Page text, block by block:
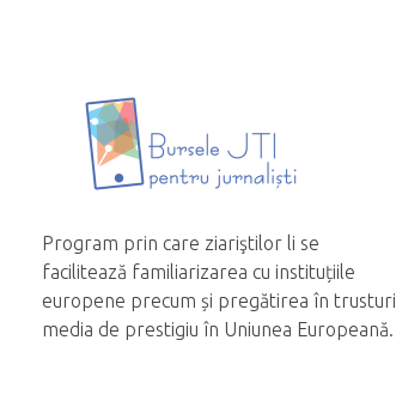
Program prin care ziariştilor li se
facilitează familiarizarea cu instituțiile
europene precum și pregătirea în trusturi
media de prestigiu în Uniunea Europeană.